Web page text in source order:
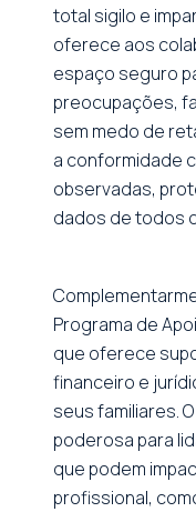
total sigilo e
oferece aos
espaço seguro
preocupações,
sem medo de
a conformidade
observadas,
dados de todos
Programa de
que oferece
financeiro e
seus familiares.
poderosa para
que podem
profissional,